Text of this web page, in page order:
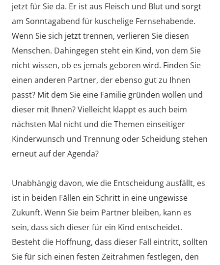
jetzt für Sie da. Er ist aus Fleisch und Blut und sorgt
am Sonntagabend für kuschelige Fernsehabende.
Wenn Sie sich jetzt trennen, verlieren Sie diesen
Menschen. Dahingegen steht ein Kind, von dem Sie
nicht wissen, ob es jemals geboren wird. Finden Sie
einen anderen Partner, der ebenso gut zu Ihnen
passt? Mit dem Sie eine Familie gründen wollen und
dieser mit Ihnen? Vielleicht klappt es auch beim
nächsten Mal nicht und die Themen einseitiger
Kinderwunsch und Trennung oder Scheidung stehen
erneut auf der Agenda?
Unabhängig davon, wie die Entscheidung ausfällt, es
ist in beiden Fällen ein Schritt in eine ungewisse
Zukunft. Wenn Sie beim Partner bleiben, kann es
sein, dass sich dieser für ein Kind entscheidet.
Besteht die Hoffnung, dass dieser Fall eintritt, sollten
Sie für sich einen festen Zeitrahmen festlegen, den